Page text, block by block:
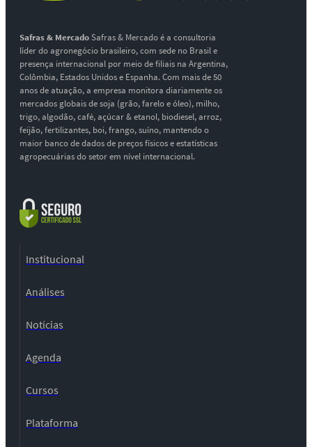
Safras & MercadoSafras & Mercado é a consultoria
líder do agronegócio brasileiro, com sede no Brasil e
presença internacional por meio de filiais na Argentina,
Colômbia, Estados Unidos e Espanha. Com mais de 50
anos de atuação, a empresa monitora diariamente os
mercados globais de soja (grão, farelo e óleo), milho,
trigo, algodão, café, açúcar & etanol, biodiesel, arroz,
feijão, fertilizantes, boi, frango, suíno, mantendo o
maior banco de dados de preços físicos e estatísticas
agropecuárias do setor em nível internacional.
Institucional
Análises
Notícias
Agenda
Cursos
Plataforma